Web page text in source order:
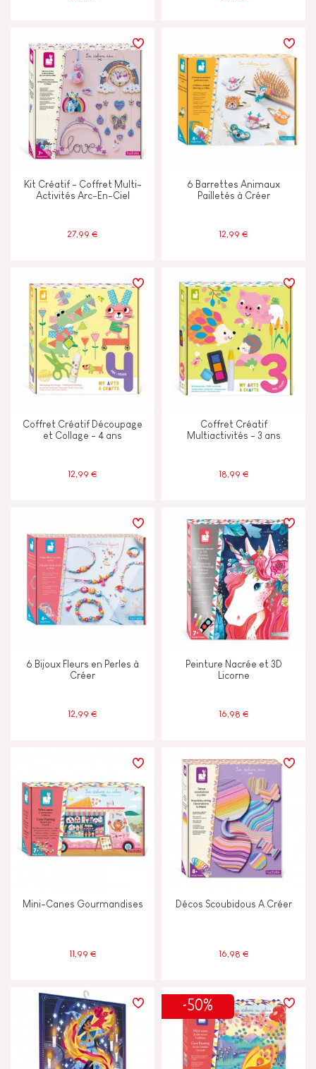
CARACTÉRISTIQUES
Lumière
Peinture à l'eau
2 - 3 ans
4-5 4 - 5 ans
6-7 6 - 7 ans
8+ 8 ans et +
Kit Créatif - Coffret Multi-
Activités Arc-En-Ciel
27,99 €
6 Barrettes Animaux
Pailletés à Créer
12,99 €
Coffret Créatif Découpage
et Collage - 4 ans
12,99 €
Coffret Créatif
Multiactivités - 3 ans
18,99 €
6 Bijoux Fleurs en Perles à
Créer
12,99 €
Peinture Nacrée et 3D
Licorne
16,98 €
Mini-Canes Gourmandises
11,99 €
Décos Scoubidous A Créer
16,98 €
-50%